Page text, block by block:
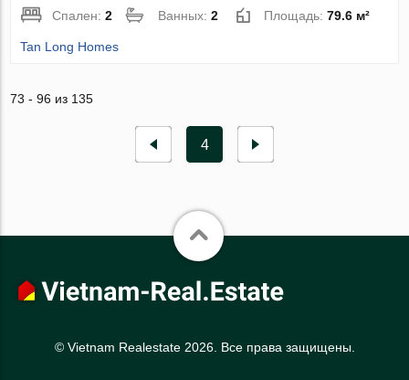
Спален:2 Ванных:2 Площадь:79.6 м²
Tan Long Homes
73 - 96 из 135
4
© Vietnam Realestate 2026. Все права защищены.